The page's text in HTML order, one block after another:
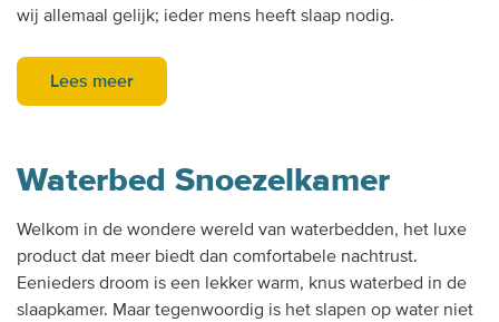
wij allemaal gelijk; ieder mens heeft slaap nodig.
Lees meer
Waterbed Snoezelkamer
Welkom in de wondere wereld van waterbedden, het luxe
product dat meer biedt dan comfortabele nachtrust.
Eenieders droom is een lekker warm, knus waterbed in de
slaapkamer. Maar tegenwoordig is het slapen op water niet